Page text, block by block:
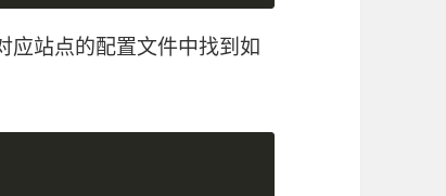
应站点的配置文件中找到如